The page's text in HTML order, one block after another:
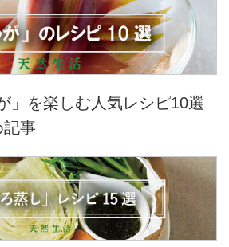
」を楽しむ人気レシピ10選
記事